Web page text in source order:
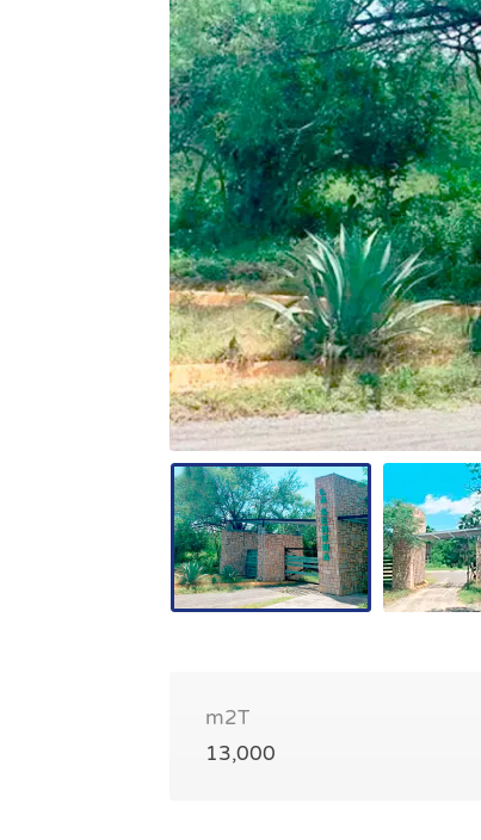
m2T
13,000